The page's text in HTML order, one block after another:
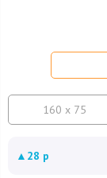
160 x 75
▲ 28 р